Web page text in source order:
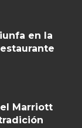
en la
el Marriott